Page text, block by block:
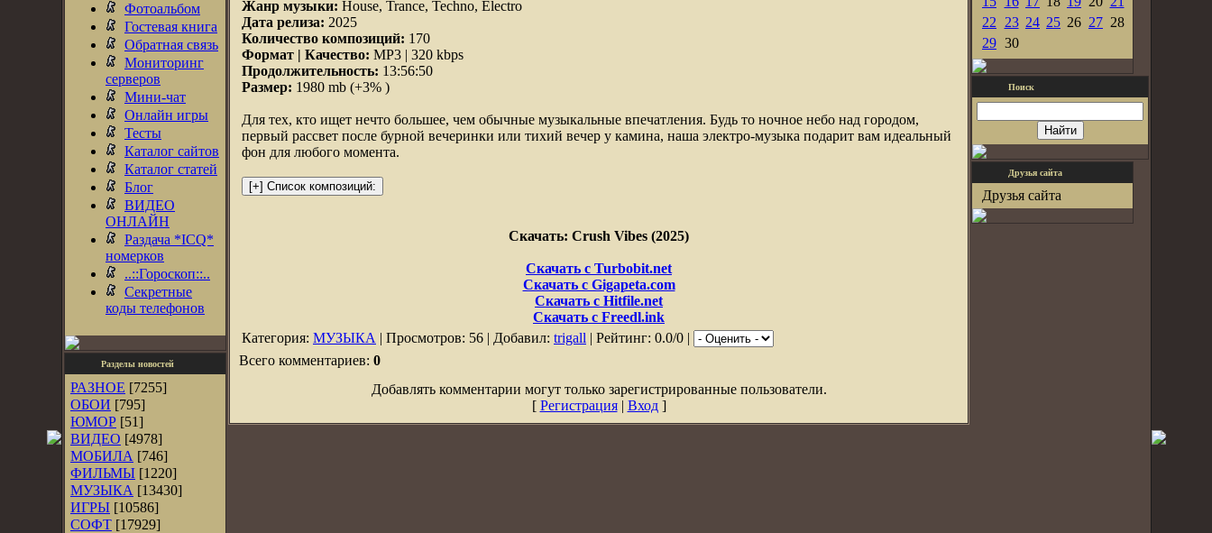
Фотоальбом
Гостевая книга
Обратная связь
Мониторинг
серверов
Мини-чат
Онлайн игры
Тесты
Каталог сайтов
Каталог статей
Блог
ВИДЕО
ОНЛАЙН
Раздача *ICQ*
номерков
..::Гороскоп::..
Секретные
коды телефонов
Разделы новостей
РАЗНОЕ [7255]
ОБОИ [795]
ЮМОР [51]
ВИДЕО [4978]
МОБИЛА [746]
ФИЛЬМЫ [1220]
МУЗЫКА [13430]
ИГРЫ [10586]
СОФТ [17929]
Жанр музыки: House, Trance, Techno, Electro
Дата релиза: 2025
Количество композиций: 170
Формат | Качество: MP3 | 320 kbps
Продолжительность: 13:56:50
Размер: 1980 mb (+3% )
Для тех, кто ищет нечто большее, чем обычные музыкальные впечатления. Будь то ночное небо над городом,
первый рассвет после бурной вечеринки или тихий вечер у камина, наша электро-музыка подарит вам идеальный
фон для любого момента.
Скачать: Crush Vibes (2025)
Скачать с Turbobit.net
Скачать с Gigapeta.com
Скачать с Hitfile.net
Скачать с Freedl.ink
Категория: МУЗЫКА | Просмотров: 56 | Добавил: trigall | Рейтинг: 0.0/0 |
Всего комментариев: 0
Добавлять комментарии могут только зарегистрированные пользователи.
[ Регистрация| Вход]
22
23 24 25 26 27 28
29 30
Поиск
Друзья сайта
Друзья сайта